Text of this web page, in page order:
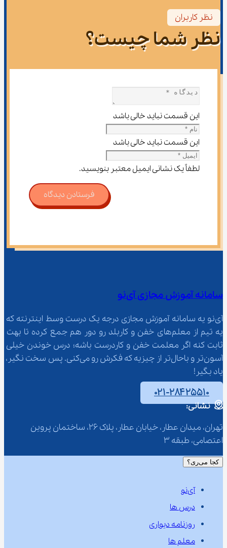
نظر کاربران
نظر شما چیست؟
این قسمت نباید خالی باشد
این قسمت نباید خالی باشد
لطفاً یک نشانی ایمیل معتبر بنویسید.
فرستادن دیدگاه
سامانه آموزش مجازی آی‌نو
آی‌نو یه سامانه آموزش مجازی درجه یک درست وسط اینترنته که
یه تیم از معلم‌‌های خفن و کاربلد رو دور هم جمع کرده تا بهت
ثابت کنه اگر معلمت خفن و کاردرست باشه؛ درس خوندن خیلی
آسون‌تر و باحال‌تر از چیزیه که فکرش رو می‌کنی. پس سخت نگیر،
یاد بگیر!
۰۲۱-۲۸۴۲۵۵۱۰
نشانی:
تهران، میدان عطار، خیابان عطار، پلاک 26، ساختمان پروین
اعتصامی، طبقه 3
کجا می‌ری؟
آی‌نو
درس ها
روزنامه دیواری
معلم ها